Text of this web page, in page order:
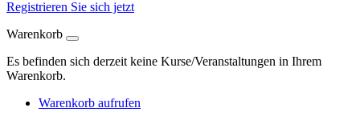
Registrieren Sie sich jetzt
Warenkorb
Es befinden sich derzeit keine Kurse/Veranstaltungen in Ihrem
Warenkorb.
Warenkorb aufrufen